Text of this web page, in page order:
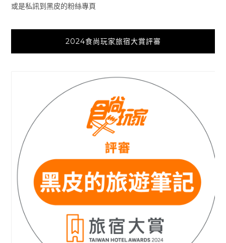
或是私訊到黑皮的粉絲專頁
2024食尚玩家旅宿大賞評審